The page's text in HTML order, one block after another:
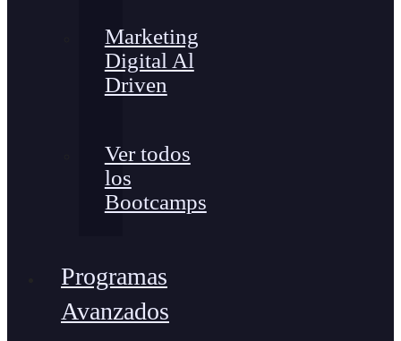
Marketing
Digital Al
Driven
Ver todos
los
Bootcamps
Programas
Avanzados